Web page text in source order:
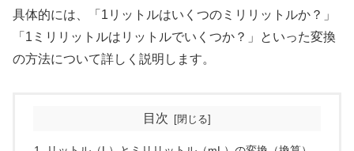
具体的には、「1リットルはいくつのミリリットルか？」
「1ミリリットルはリットルでいくつか？」といった変換
の方法について詳しく説明します。
目次